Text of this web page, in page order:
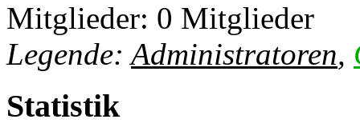
Mitglieder: 0 Mitglieder
Legende:Administratoren,
Statistik